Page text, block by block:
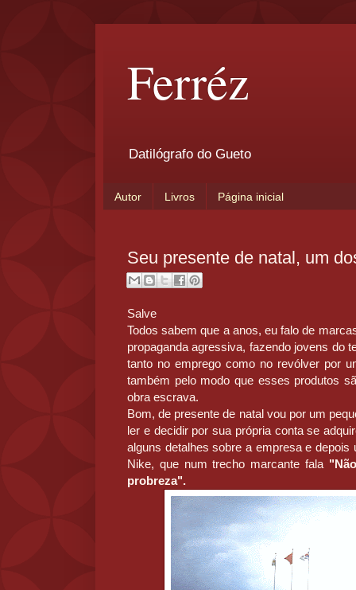
Ferréz
Datilógrafo do Gueto
Autor Livros Página inicial
Seu presente de natal, um
Salve
Todos sabem que a anos, eu falo de
propaganda agressiva, fazendo jovens do
tanto no emprego como no revólver por
também pelo modo que esses produtos
obra escrava.
Bom, de presente de natal vou por um
ler e decidir por sua própria conta se
alguns detalhes sobre a empresa e depois
Nike, que num trecho marcante fala
probreza".